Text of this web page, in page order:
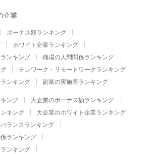
企業
ボーナス額ランキング
ホワイト企業ランキング
ンキング
職場の人間関係ランキング
テレワーク・リモートワークランキング
ンキング
副業の実施率ランキング
ング
大企業のボーナス額ランキング
キング
大企業のホワイト企業ランキング
ランスランキング
ランキング
ンキング